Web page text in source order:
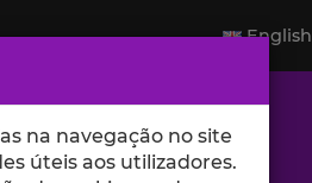
English
na navegação no site
úteis aos utilizadores.